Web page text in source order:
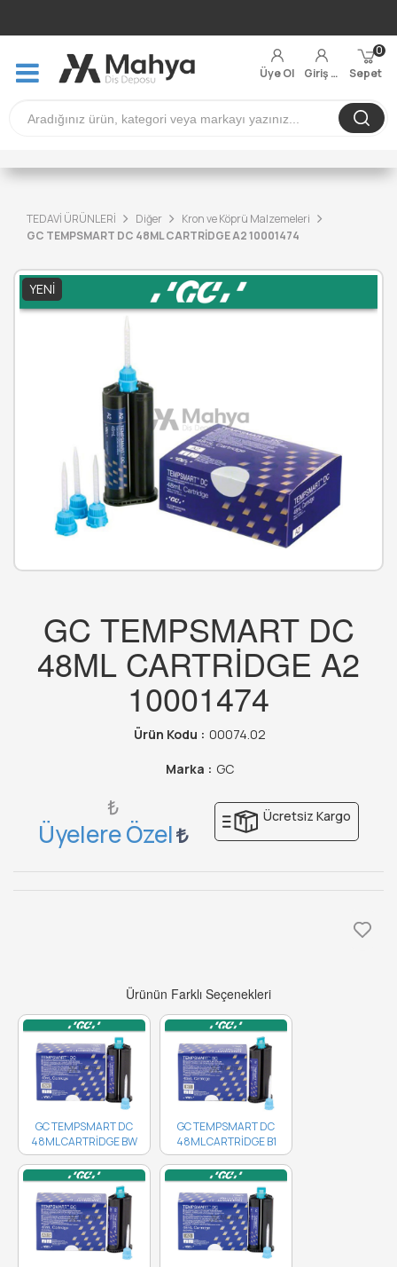
Üye Ol Giriş Yap Sepet
0
TEDAVİ ÜRÜNLERİ Diğer
Kron ve Köprü Malzemeleri
GC TEMPSMART DC 48ML CARTRİDGE A2 10001474
YENI
GC TEMPSMART DC
48ML CARTRİDGE A2
10001474
Ürün Kodu : 00074.02
Marka : GC
₺
Üyelere Özel
Ücretsiz Kargo
Ürünün Farklı Seçenekleri
GC TEMPSMART DC
48ML CARTRİDGE BW
10001478 ..
GC TEMPSMART DC
48ML CARTRİDGE B1
10001477 ..